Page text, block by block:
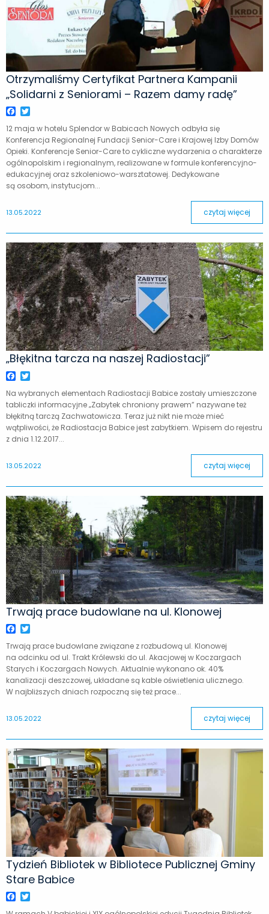
Otrzymaliśmy Certyfikat Partnera Kampanii
„Solidarni z Seniorami – Razem damy radę”
Facebook
12 maja w hotelu Splendor w Babicach Nowych odbyła się
Konferencja Regionalnej Fundacji Senior-Care i Krajowej Izby Domów
Opieki. Konferencje Senior-Care to cykliczne wydarzenia o charakterze
ogólnopolskim i regionalnym, realizowane w formule konferencyjno-
edukacyjnej oraz szkoleniowo-warsztatowej. Dedykowane
są osobom, instytucjom...
13.05.2022 czytaj więcej
„Błękitna tarcza na naszej Radiostacji”
Facebook
Na wybranych elementach Radiostacji Babice zostały umieszczone
tabliczki informacyjne „Zabytek chroniony prawem” nazywane też
błękitną tarczą Zachwatowicza. Teraz już nikt nie może mieć
wątpliwości, że Radiostacja Babice jest zabytkiem. Wpisem do rejestru
z dnia 1.12.2017...
13.05.2022 czytaj więcej
Trwają prace budowlane na ul. Klonowej
Facebook
Trwają prace budowlane związane z rozbudową ul. Klonowej
na odcinku od ul. Trakt Królewski do ul. Akacjowej w Koczargach
Starych i Koczargach Nowych. Aktualnie wykonano ok. 40%
kanalizacji deszczowej, układane są kable oświetlenia ulicznego.
W najbliższych dniach rozpoczną się też prace...
13.05.2022 czytaj więcej
Tydzień Bibliotek w Bibliotece Publicznej Gminy
Stare Babice
Facebook